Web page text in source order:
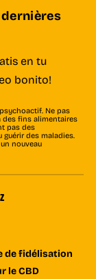
en tu
bonito!
Ne pas
des fins alimentaires
pas des
des maladies.
nouveau
de fidélisation
le CBD